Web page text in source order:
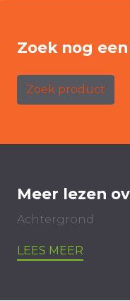
Zoek nog
Zoek product
Meer lezen
Achtergrond
LEES MEER